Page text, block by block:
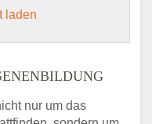
laden
nur um das